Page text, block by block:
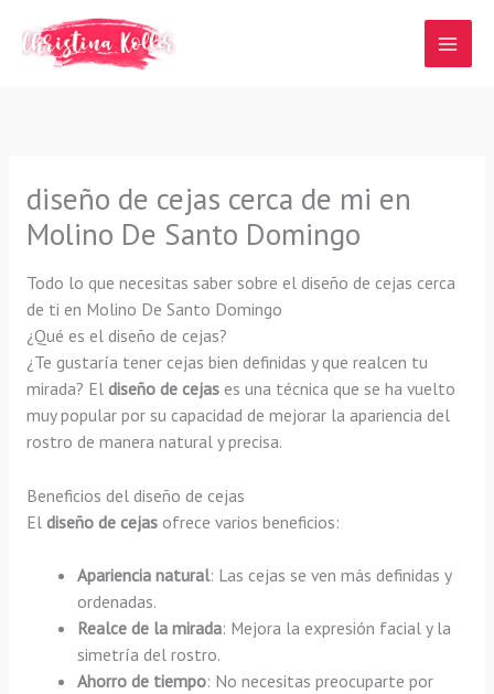
contenido
diseño de cejas cerca de mi en
Molino De Santo Domingo
Todo lo que necesitas saber sobre el diseño de cejas cerca
de ti en Molino De Santo Domingo
¿Qué es el diseño de cejas?
¿Te gustaría tener cejas bien definidas y que realcen tu
mirada? El diseño de cejases una técnica que se ha vuelto
muy popular por su capacidad de mejorar la apariencia del
rostro de manera natural y precisa.
Beneficios del diseño de cejas
El diseño de cejasofrece varios beneficios:
Apariencia natural: Las cejas se ven más definidas y
ordenadas.
Realce de la mirada: Mejora la expresión facial y la
simetría del rostro.
Ahorro de tiempo: No necesitas preocuparte por